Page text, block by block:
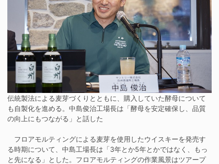
伝統製法による麦芽づくりとともに、購入していた酵母について
も自製化を進める。中島俊治工場長は「酵母を安定確保し、品質
の向上にもつながる」と話した
フロアモルティングによる麦芽を使用したウイスキーを発売す
る時期について、中島工場長は「3年とか5年とかではなく、もっ
と先になる」とした。フロアモルティングの作業風景はツアープ